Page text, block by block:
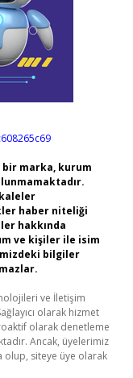
marka, kurum
haber niteliği
hakkında
ve kişiler ile isim
bilgiler
ve İletişim
olarak hizmet
olarak denetleme
Ancak, üyelerimiz
olup, siteye üye olarak